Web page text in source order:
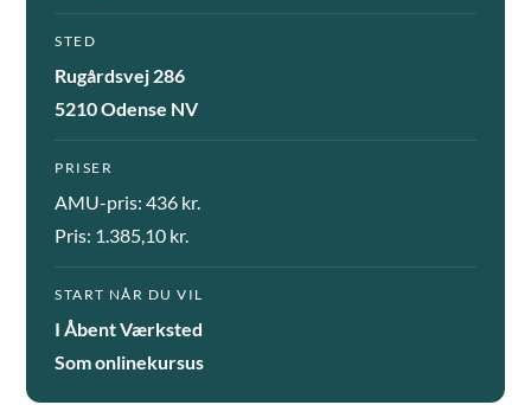
STED
Rugårdsvej 286
5210 Odense NV
PRISER
AMU-pris: 436 kr.
Pris: 1.385,10 kr.
START NÅR DU VIL
I Åbent Værksted
Som onlinekursus